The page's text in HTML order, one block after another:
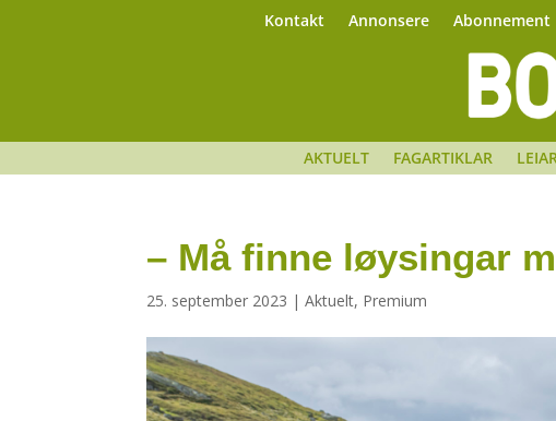
Kontakt Annonsere Abonnement
AKTUELT FAGARTIKLAR
– Må finne løysingar
25. september 2023 |Aktuelt, Premium